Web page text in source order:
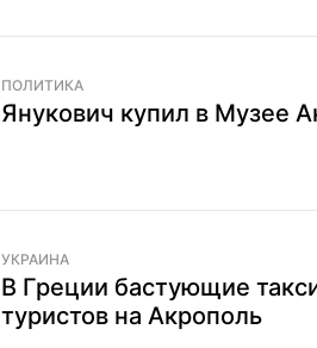
ПОЛИТИКА
Янукович купил в Музее
УКРАИНА
В Греции бастующие
туристов на Акрополь